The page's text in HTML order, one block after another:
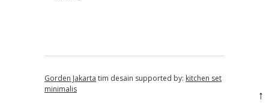
Gorden Jakarta tim desain supported by: kitchen set
minimalis
↑